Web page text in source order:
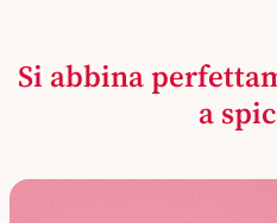
Si abbina
a